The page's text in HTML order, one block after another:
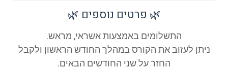
🌿 פרטים נוספים 🌿
התשלומים באמצעות אשראי, מראש.
ניתן לעזוב את הקורס במהלך החודש הראשון ולקבל
החזר על שני החודשים הבאים.